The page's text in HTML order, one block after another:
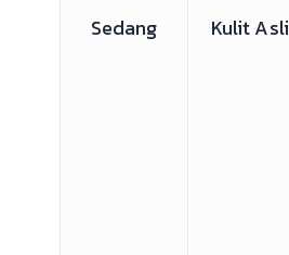
Sedang Kulit Asli